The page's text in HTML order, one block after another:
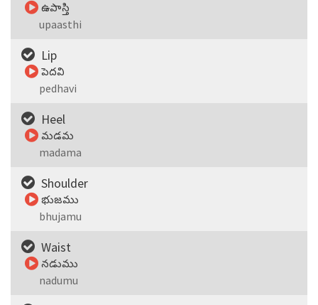
ఉపాస్తి
upaasthi
Lip
పెదవి
pedhavi
Heel
మడమ
madama
Shoulder
భుజము
bhujamu
Waist
నడుము
nadumu